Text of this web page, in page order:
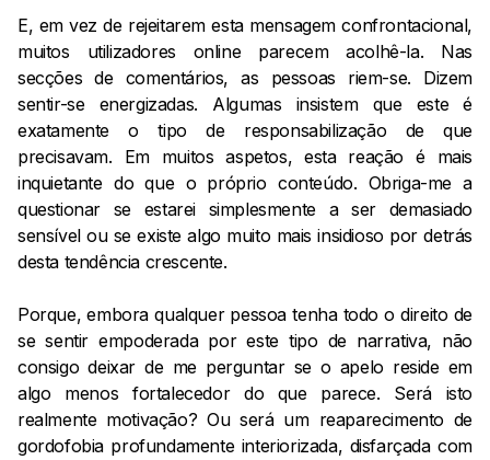
E, em vez de rejeitarem esta mensagem confrontacional,
muitos utilizadores online parecem acolhê-la. Nas
secções de comentários, as pessoas riem-se. Dizem
sentir-se energizadas. Algumas insistem que este é
exatamente o tipo de responsabilização de que
precisavam. Em muitos aspetos, esta reação é mais
inquietante do que o próprio conteúdo. Obriga-me a
questionar se estarei simplesmente a ser demasiado
sensível ou se existe algo muito mais insidioso por detrás
desta tendência crescente.
Porque, embora qualquer pessoa tenha todo o direito de
se sentir empoderada por este tipo de narrativa, não
consigo deixar de me perguntar se o apelo reside em
algo menos fortalecedor do que parece. Será isto
realmente motivação? Ou será um reaparecimento de
gordofobia profundamente interiorizada, disfarçada com